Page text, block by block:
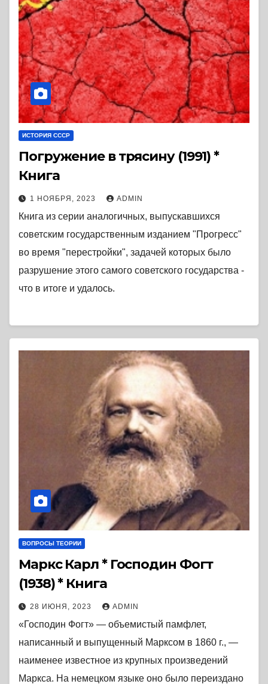
ИСТОРИЯ СССР
Погружение в трясину (1991) *
Книга
1 НОЯБРЯ, 2023 ADMIN
Книга из серии аналогичных, выпускавшихся
советским государственным изданием "Прогресс"
во время "перестройки", задачей которых было
разрушение этого самого советского государства -
что в итоге и удалось.
ВОПРОСЫ ТЕОРИИ
Маркс Карл * Господин Фогт
(1938) * Книга
28 ИЮНЯ, 2023 ADMIN
«Господин Фогт» — объемистый памфлет,
написанный и выпущенный Марксом в 1860 г., —
наименее известное из крупных произведений
Маркса. На немецком языке оно было переиздано